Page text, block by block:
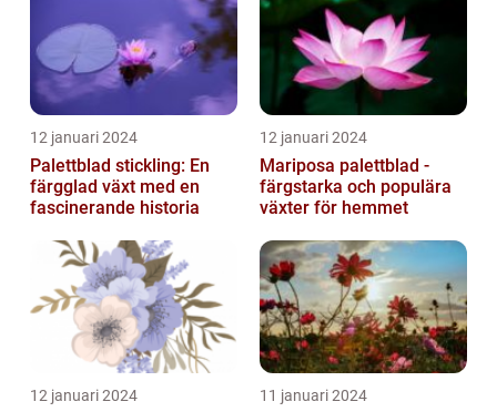
12 januari 2024
Palettblad stickling: En
färgglad växt med en
fascinerande historia
12 januari 2024
Mariposa palettblad -
färgstarka och populära
växter för hemmet
12 januari 2024 11 januari 2024